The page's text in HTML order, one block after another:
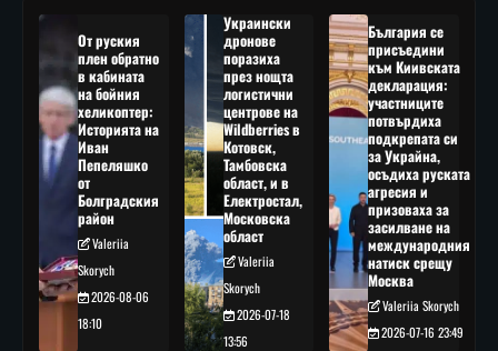
От руския
плен обратно
в кабината
на бойния
хеликоптер:
Историята на
Иван
Пепеляшко
от
Болградския
район
Valeriia
Skorych
2026-08-06
18:10
Украински
дронове
поразиха
през нощта
логистични
центрове на
Wildberries в
Котовск,
Тамбовска
област, и в
Електростал,
Московска
област
Valeriia
Skorych
2026-07-18
13:56
България се
присъедини
към Киивската
декларация:
участниците
потвърдиха
подкрепата си
за Украйна,
осъдиха руската
агресия и
призоваха за
засилване на
международния
натиск срещу
Москва
Valeriia Skorych
2026-07-16 23:49